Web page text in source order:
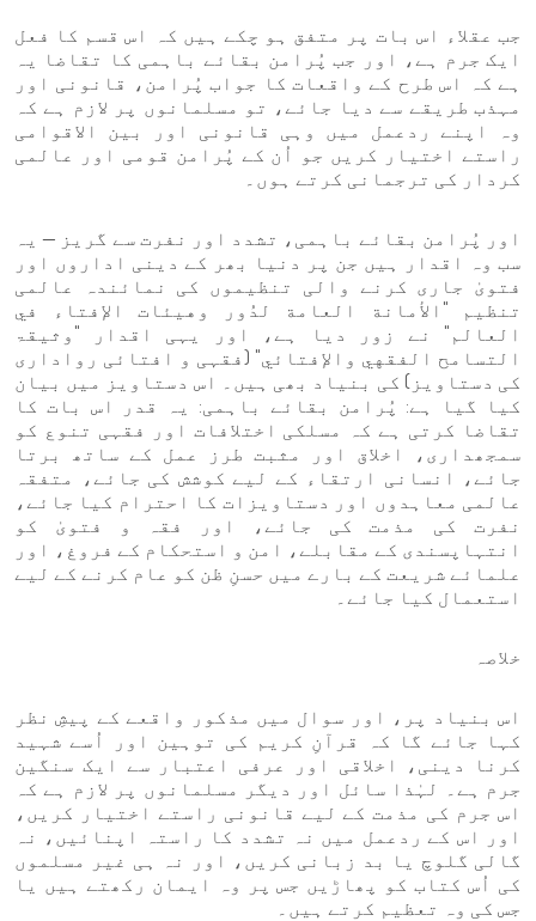
جب عقلاء اس بات پر متفق ہو چکے ہیں کہ اس قسم کا فعل
ایک جرم ہے، اور جب پُرامن بقائے باہمی کا تقاضا یہ
ہے کہ اس طرح کے واقعات کا جواب پُرامن، قانونی اور
مہذب طریقے سے دیا جائے، تو مسلمانوں پر لازم ہے کہ
وہ اپنے ردعمل میں وہی قانونی اور بین الاقوامی
راستے اختیار کریں جو اُن کے پُرامن قومی اور عالمی
کردار کی ترجمانی کرتے ہوں۔
اور پُرامن بقائے باہمی، تشدد اور نفرت سے گریز — یہ
سب وہ اقدار ہیں جن پر دنیا بھر کے دینی اداروں اور
فتویٰ جاری کرنے والی تنظیموں کی نمائندہ عالمی
تنظیم "الأمانة العامة لدُور وهيئات الإفتاء في
العالم" نے زور دیا ہے، اور یہی اقدار "وثیقۃ
التسامح الفقهي والإفتائي" (فقہی و افتائی رواداری
کی دستاویز) کی بنیاد بھی ہیں۔ اس دستاویز میں بیان
کیا گیا ہے: پُرامن بقائے باہمی: یہ قدر اس بات کا
تقاضا کرتی ہے کہ مسلکی اختلافات اور فقہی تنوع کو
سمجھداری، اخلاق اور مثبت طرز عمل کے ساتھ برتا
جائے، انسانی ارتقاء کے لیے کوشش کی جائے، متفقہ
عالمی معاہدوں اور دستاویزات کا احترام کیا جائے،
نفرت کی مذمت کی جائے، اور فقہ و فتویٰ کو
انتہاپسندی کے مقابلے، امن و استحکام کے فروغ، اور
علمائے شریعت کے بارے میں حسنِ ظن کو عام کرنے کے لیے
استعمال کیا جائے۔
خلاصہ
اس بنیاد پر، اور سوال میں مذکور واقعے کے پیشِ نظر
کہا جائے گا کہ قرآنِ کریم کی توہین اور اُسے شہید
کرنا دینی، اخلاقی اور عرفی اعتبار سے ایک سنگین
جرم ہے۔ لہٰذا سائل اور دیگر مسلمانوں پر لازم ہے کہ
اس جرم کی مذمت کے لیے قانونی راستے اختیار کریں،
اور اس کے ردعمل میں نہ تشدد کا راستہ اپنائیں، نہ
گالی گلوچ یا بد زبانی کریں، اور نہ ہی غیر مسلموں
کی اُس کتاب کو پھاڑیں جس پر وہ ایمان رکھتے ہیں یا
جس کی وہ تعظیم کرتے ہیں۔